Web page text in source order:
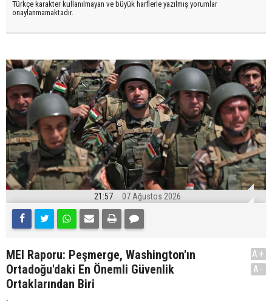
Türkçe karakter kullanılmayan ve büyük harflerle yazılmış yorumlar
onaylanmamaktadır.
21:57 07 Ağustos 2026
MEI Raporu: Peşmerge, Washington'ın
Ortadoğu'daki En Önemli Güvenlik
Ortaklarından Biri
.
A+
A-